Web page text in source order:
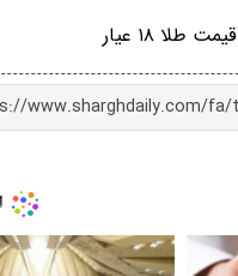
قیمت طلا ۱۸ عیار